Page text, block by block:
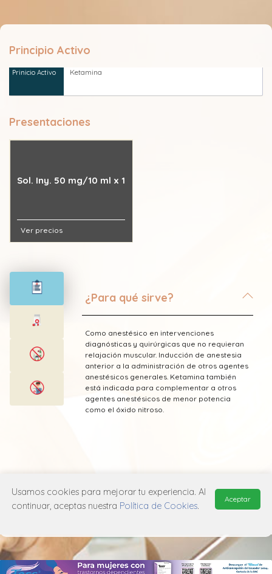
Principio Activo
Ketamina
Presentaciones
Sol. Iny. 50 mg/10 ml x 1
Ver precios
¿Para qué sirve?
Como anestésico en intervenciones
diagnósticas y quirúrgicas que no requieran
relajación muscular. Inducción de anestesia
anterior a la administración de otros agentes
anestésicos generales. Ketamina también
está indicada para complementar a otros
agentes anestésicos de menor potencia
como el óxido nitroso.
Genecom publicada en el Vademecum
Farmacéutico Edifarm (ISBN: 9798281009201)
Usamos cookies para mejorar tu experiencia. Al
continuar, aceptas nuestra Política de Cookies.
Aceptar